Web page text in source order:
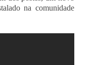
na comunidade